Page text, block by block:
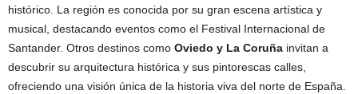
histórico. La región es conocida por su gran escena artística y
musical, destacando eventos como el Festival Internacional de
Santander. Otros destinos como Oviedo y La Coruña invitan a
descubrir su arquitectura histórica y sus pintorescas calles,
ofreciendo una visión única de la historia viva del norte de España.